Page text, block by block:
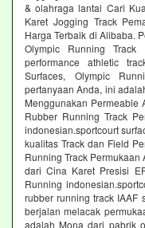
& olahraga lantai Cari
Karet Jogging Track
Harga Terbaik di Alibaba.
Olympic Running Track
performance athletic
Surfaces, Olympic
pertanyaan Anda, ini
Menggunakan Permeable
Rubber Running Track
indonesian.sportcourt
kualitas Track dan Field
Running Track
dari Cina Karet Presisi
Running
rubber running track IAAF
berjalan melacak
adalah Mona dari pabrik